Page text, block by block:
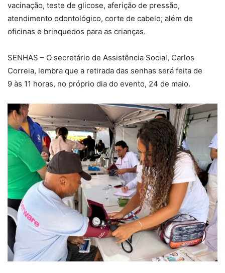
vacinação, teste de glicose, aferição de pressão,
atendimento odontológico, corte de cabelo; além de
oficinas e brinquedos para as crianças.
SENHAS – O secretário de Assistência Social, Carlos
Correia, lembra que a retirada das senhas será feita de
9 às 11 horas, no próprio dia do evento, 24 de maio.